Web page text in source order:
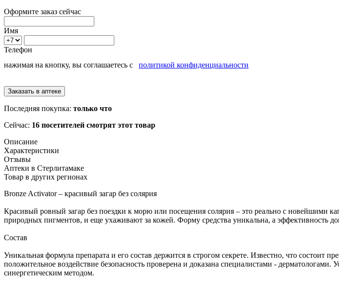
Оформите заказ сейчас
Имя
Телефон
нажимая на кнопку, вы соглашаетесь с политикой конфиденциальности
Последняя покупка: только что
Сейчас: 16 посетителей смотрят этот товар
Описание
Характеристики
Отзывы
Аптеки в Стерлитамаке
Товар в других регионах
Bronze Activator – красивый загар без солярия
Красивый ровный загар без поездки к морю или посещения солярия – это реально с новейшими
природных пигментов, и еще ухаживают за кожей. Форму средства уникальна, а эффективность
Состав
Уникальная формула препарата и его состав держится в строгом секрете. Известно, что состоит
положительное воздействие безопасность проверена и доказана специалистами -
синергетическим методом.